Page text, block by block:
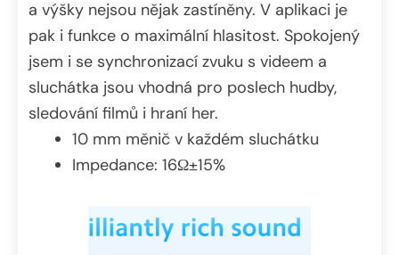
a výšky nejsou nějak zastíněny. V aplikaci je
pak i funkce o maximální hlasitost. Spokojený
jsem i se synchronizací zvuku s videem a
sluchátka jsou vhodná pro poslech hudby,
sledování filmů i hraní her.
10 mm měnič v každém sluchátku
Impedance: 16Ω±15%